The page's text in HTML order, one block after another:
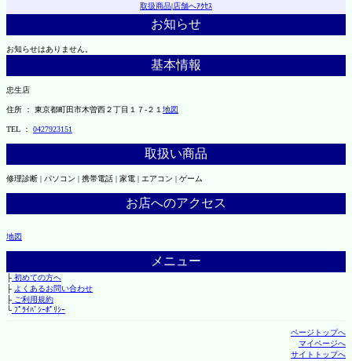
取扱商品|店舗へｱｸｾｽ
お知らせ
お知らせはありません。
基本情報
忠生店
住所 ： 東京都町田市木曽西２丁目１７-２１ 地図
TEL ： 0427923151
取扱い商品
修理診断 | パソコン | 携帯電話 | 家電 | エアコン | ゲーム
お店へのアクセス
地図
メニュー
├初めての方へ
├ よくあるお問い合わせ
├ご利用規約
└ﾌﾟﾗｲﾊﾞｼｰﾎﾟﾘｼｰ
ページトップへ
マイページへ
サイトトップへ